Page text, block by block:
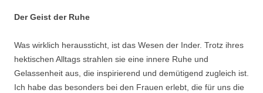
Der Geist der Ruhe
Was wirklich heraussticht, ist das Wesen der Inder. Trotz ihres
hektischen Alltags strahlen sie eine innere Ruhe und
Gelassenheit aus, die inspirierend und demütigend zugleich ist.
Ich habe das besonders bei den Frauen erlebt, die für uns die